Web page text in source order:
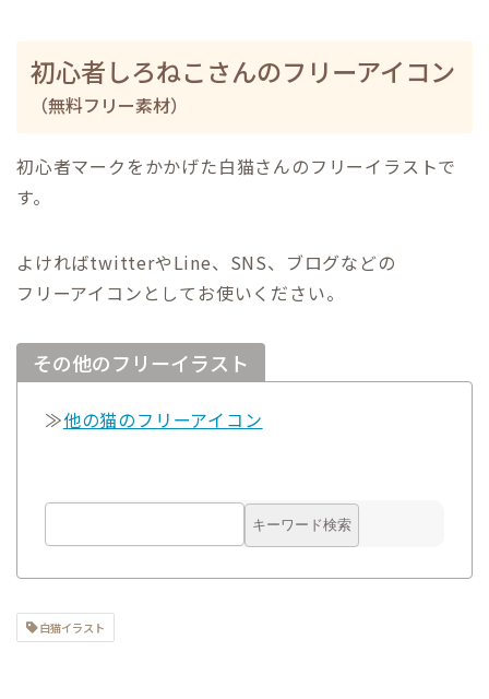
初心者しろねこさんのフリーアイコン
（無料フリー素材）
初心者マークをかかげた白猫さんのフリーイラストで
す。
よければtwitterやLine、SNS、ブログなどの
フリーアイコンとしてお使いください。
その他のフリーイラスト
≫他の猫のフリーアイコン
白猫イラスト